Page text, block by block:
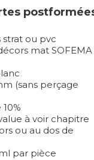
strat ou pvc
mat SOFEMA
(sans perçage
à voir chapitre
ou au dos de
par pièce